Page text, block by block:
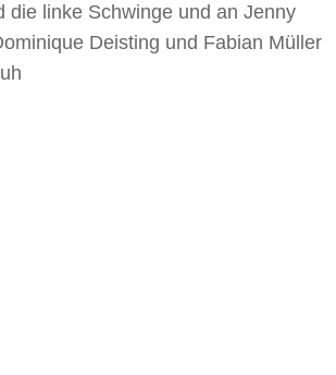
die linke Schwinge und an Jenny
Deisting und Fabian Müller